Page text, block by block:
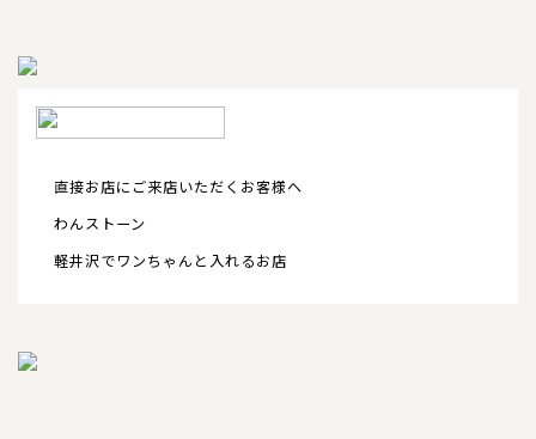
直接お店にご来店いただくお客様へ
わんストーン
軽井沢でワンちゃんと入れるお店